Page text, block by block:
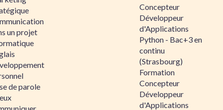
un projet
de parole
Concepteur
Développeur
d'Applications
Python - Bac+3 en
continu
(Strasbourg)
Formation
Concepteur
Développeur
d'Applications